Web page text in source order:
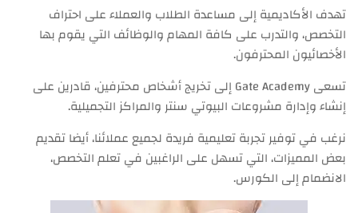
تهدف الأكاديمية إلى مساعدة الطلاب والعملاء على احتراف
التخصص، والتدرب على كافة المهام والوظائف التي يقوم بها
الأخصائيون المحترفون.
تسعى Gate Academy إلى تخريج أشخاص محترفين، قادرين على
إنشاء وإدارة مشروعات البيوتي سنتر والمراكز التجميلية.
نرغب في توفير تجربة تعليمية فريدة لجميع عملائنا، أيضا تقديم
بعض المميزات، التي تسهل على الراغبين في تعلم التخصص،
الانضمام إلى الكورس.